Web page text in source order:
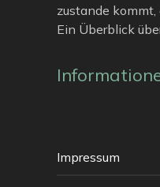
zustande
Ein Überblick
Impressum